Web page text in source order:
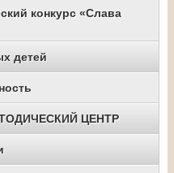
конкурс «Слава
детей
ЦЕНТР